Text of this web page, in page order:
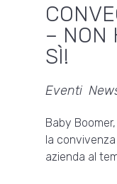
– NON
SÌ!
Eventi,
Baby
la
azienda al